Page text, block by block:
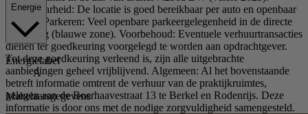
Bereikbaarheid: De locatie is goed bereikbaar per auto en openbaar
vervoer. Parkeren: Veel openbare parkeergelegenheid in de directe
omgeving (blauwe zone). Voorbehoud: Eventuele verhuurtransacties
dienen ter goedkeuring voorgelegd te worden aan opdrachtgever.
Tot deze goedkeuring verleend is, zijn alle uitgebrachte
aanbiedingen geheel vrijblijvend. Algemeen: Al het bovenstaande
betreft informatie omtrent de verhuur van de praktijkruimtes,
gelegen aan de Boerhaavestraat 13 te Berkel en Rodenrijs. Deze
informatie is door ons met de nodige zorgvuldigheid samengesteld.
Energie
Energielabel
A
Makelaarsgegevens